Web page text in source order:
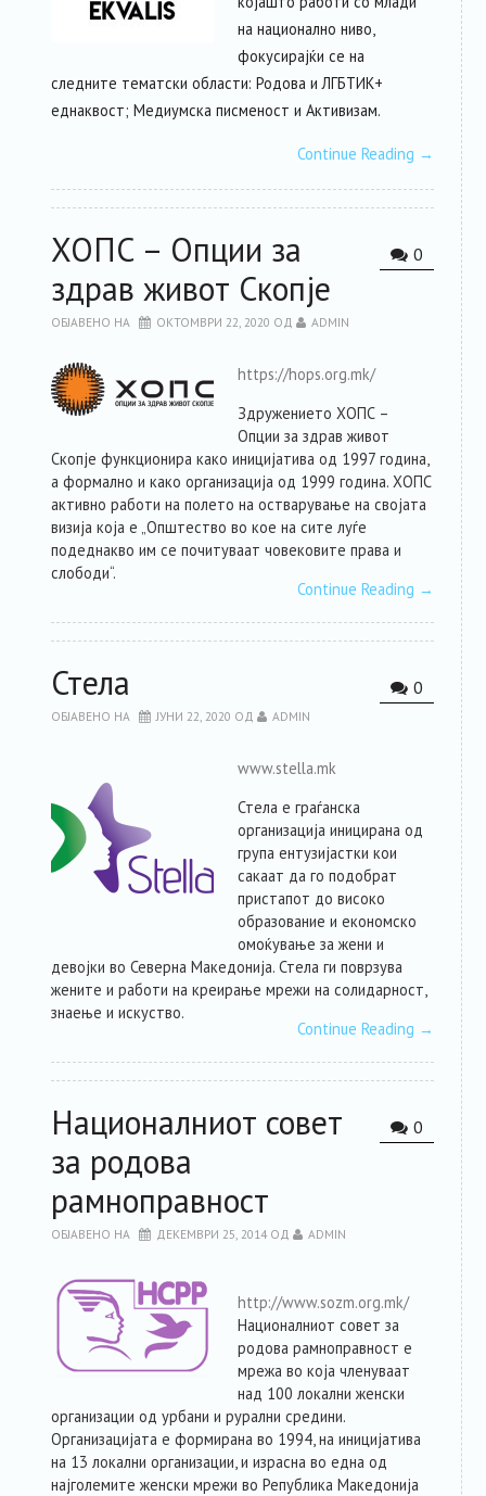
на национално ниво,
фокусирајќи се на
следните тематски области: Родова и ЛГБТИК+
еднаквост; Медиумска писменост и Активизам.
Continue Reading →
0
ХОПС – Опции за
здрав живот Скопје
ОБЈАВЕНО НА ОКТОМВРИ 22, 2020 ОД ADMIN
https://hops.org.mk/
Здружението ХОПС –
Опции за здрав живот
Скопје функционира како иницијатива од 1997 година,
а формално и како организација од 1999 година. ХОПС
активно работи на полето на остварување на својата
визија која е „Oпштество во кое на сите луѓе
подеднакво им се почитуваат човековите права и
слободи“.
Continue Reading →
0
Стела
ОБЈАВЕНО НА ЈУНИ 22, 2020 ОД ADMIN
www.stella.mk
Стела е граѓанска
организација иницирана од
група ентузијастки кои
сакаат да го подобрат
пристапот до високо
образование и економско
омоќување за жени и
девојки во Северна Македонија. Стела ги поврзува
жените и работи на креирање мрежи на солидарност,
знаење и искуство.
Continue Reading →
0
Националниот совет
за родова
рамноправност
ОБЈАВЕНО НА ДЕКЕМВРИ 25, 2014ОД ADMIN
http://www.sozm.org.mk/
Националниот совет за
родова рамноправност е
мрежа во која членуваат
над 100 локални женски
организации од урбани и рурални средини.
Организацијата е формирана во 1994, на иницијатива
на 13 локални организации, и израсна во една од
најголемите женски мрежи во Република Македонија